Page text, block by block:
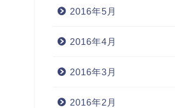
2016年5月
2016年4月
2016年3月
2016年2月